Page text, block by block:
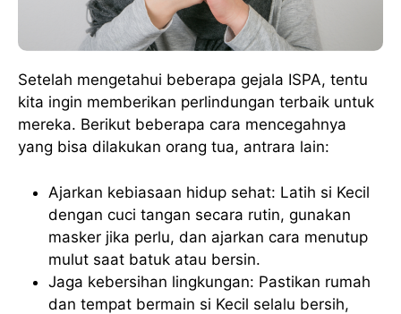
Setelah mengetahui beberapa gejala ISPA, tentu
kita ingin memberikan perlindungan terbaik untuk
mereka. Berikut beberapa cara mencegahnya
yang bisa dilakukan orang tua, antrara lain:
Ajarkan kebiasaan hidup sehat: Latih si Kecil
dengan cuci tangan secara rutin, gunakan
masker jika perlu, dan ajarkan cara menutup
mulut saat batuk atau bersin.
Jaga kebersihan lingkungan: Pastikan rumah
dan tempat bermain si Kecil selalu bersih,